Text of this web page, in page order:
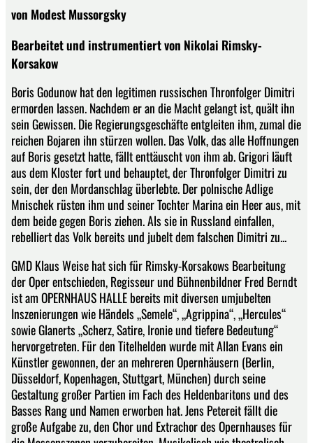
von Modest Mussorgsky
Bearbeitet und instrumentiert von Nikolai Rimsky-
Korsakow
Boris Godunow hat den legitimen russischen Thronfolger Dimitri
ermorden lassen. Nachdem er an die Macht gelangt ist, quält ihn
sein Gewissen. Die Regierungsgeschäfte entgleiten ihm, zumal die
reichen Bojaren ihn stürzen wollen. Das Volk, das alle Hoffnungen
auf Boris gesetzt hatte, fällt enttäuscht von ihm ab. Grigori läuft
aus dem Kloster fort und behauptet, der Thronfolger Dimitri zu
sein, der den Mordanschlag überlebte. Der polnische Adlige
Mnischek rüsten ihm und seiner Tochter Marina ein Heer aus, mit
dem beide gegen Boris ziehen. Als sie in Russland einfallen,
rebelliert das Volk bereits und jubelt dem falschen Dimitri zu...
GMD Klaus Weise hat sich für Rimsky-Korsakows Bearbeitung
der Oper entschieden, Regisseur und Bühnenbildner Fred Berndt
ist am OPERNHAUS HALLE bereits mit diversen umjubelten
Inszenierungen wie Händels „Semele“, „Agrippina“, „Hercules“
sowie Glanerts „Scherz, Satire, Ironie und tiefere Bedeutung“
hervorgetreten. Für den Titelhelden wurde mit Allan Evans ein
Künstler gewonnen, der an mehreren Opernhäusern (Berlin,
Düsseldorf, Kopenhagen, Stuttgart, München) durch seine
Gestaltung großer Partien im Fach des Heldenbaritons und des
Basses Rang und Namen erworben hat. Jens Petereit fällt die
große Aufgabe zu, den Chor und Extrachor des Opernhauses für